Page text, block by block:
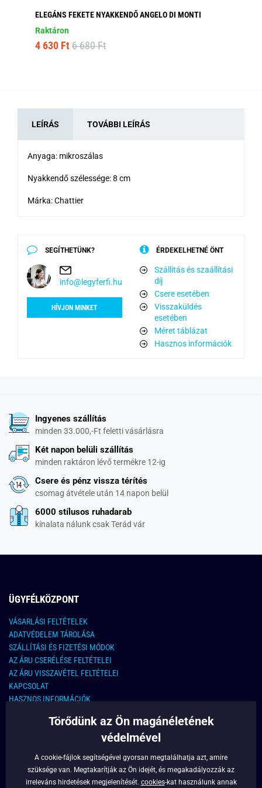
ELEGÁNS FEKETE NYAKKENDŐ ANGELO DI MONTI
Raktáron
4 630 Ft 6 680 Ft
LEÍRÁS TOVÁBBI LEÍRÁS
Anyaga: mikroszálas
Nyakkendő szélessége: 8 cm
Márka: Chattier
SEGÍTHETÜNK?
info@legyferfi.hu
HÍVJON MINKET
ÉRDEKELHETNÉ ÖNT
Szállítás és szaállítási
díj
Csere esetében
Visszaküldés
esetében
Méret táblázat
Hasznos információk
Ingyenes szállítás
minden 33.000,-Ft feletti vásárlásra
Két napon belüli szállítás
minden raktáron lévő termékre 12-ig
Csere és pénz vissza térítés
csomag átvétele után 14 napon belül
6000 stílusos ruhadarab
kínalata nálunk csak Terád vár
ÜGYFÉLKÖZPONT
VÁSARLÁSI FELTÉTELEK
ADATVÉDELEM TÁROLÁSA
SZÁLLÍTÁSI ÉS FIZETÉSI MÓDOK
AZ ÁRU CSERÉLÉSE FELTÉTELEI
AZ ÁRU VISSZAVÉTEL FELTÉTELEI
KAPCSOLAT
HASZNOS INFORMÁCIÓK
KAPCSOLAT
info@legyferfi.hu
FONTOS INFORMÁCIÓK
Törődünk az Ön magánéletének
védelmével
A cookie-fájlok segítségével gyorsan megtalálhatja azt, amire
szüksége van. Megtakarítják az Ön idejét, és megakadályozzák az
irreleváns hirdetések megjelenítését. cookies-kat használunk annak